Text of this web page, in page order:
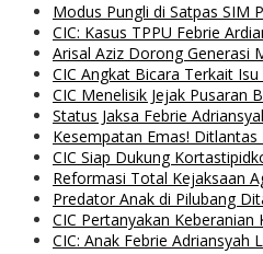
Modus Pungli di Satpas SIM
CIC: Kasus TPPU Febrie
Arisal Aziz Dorong Generasi
CIC Angkat Bicara Terkait
CIC Menelisik Jejak Pusaran
Status Jaksa Febrie
Kesempatan Emas!
CIC Siap Dukung
Reformasi Total Kejaksaan
Predator Anak di Pilubang
CIC Pertanyakan
CIC: Anak Febrie Adriansyah